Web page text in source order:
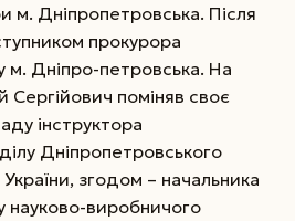
м. Дніпропетровська. Після
прокурора
м. Дніпро-петровська. На
Сергійович поміняв своє
інструктора
Дніпропетровського
України, згодом – начальника
науково-виробничого